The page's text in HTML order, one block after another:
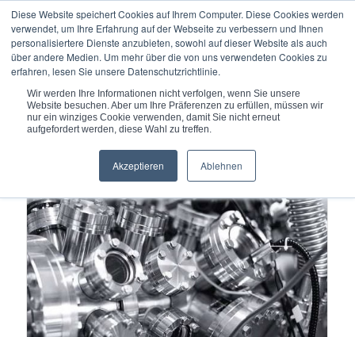
Diese Website speichert Cookies auf Ihrem Computer. Diese Cookies werden
verwendet, um Ihre Erfahrung auf der Webseite zu verbessern und Ihnen
personalisiertere Dienste anzubieten, sowohl auf dieser Website als auch
über andere Medien. Um mehr über die von uns verwendeten Cookies zu
erfahren, lesen Sie unsere Datenschutzrichtlinie.
Wir werden Ihre Informationen nicht verfolgen, wenn Sie unsere
Website besuchen. Aber um Ihre Präferenzen zu erfüllen, müssen wir
nur ein winziges Cookie verwenden, damit Sie nicht erneut
aufgefordert werden, diese Wahl zu treffen.
Akzeptieren Ablehnen
Du bist hier: Startseite / Metallbälge /
BELFAB® Kantengeschweißte Metallbälge